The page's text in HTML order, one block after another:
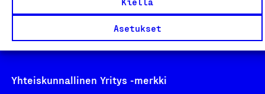
Asetukset
Design From Finland
Yhteiskunnallinen Yritys -merkki